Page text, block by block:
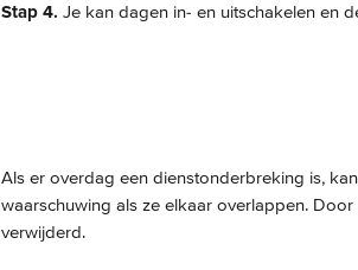
Stap 4. Je kan dagen in- en uitschakelen en
Als er overdag een dienstonderbreking is,
waarschuwing als ze elkaar overlappen.
verwijderd.